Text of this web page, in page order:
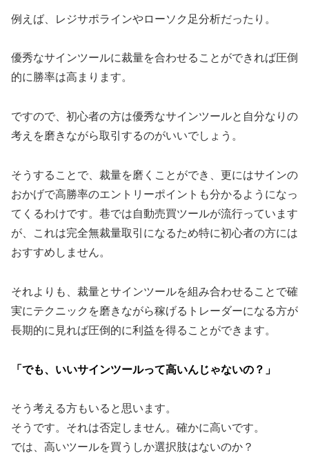
例えば、レジサポラインやローソク足分析だったり。
優秀なサインツールに裁量を合わせることができれば圧倒
的に勝率は高まります。
ですので、初心者の方は優秀なサインツールと自分なりの
考えを磨きながら取引するのがいいでしょう。
そうすることで、裁量を磨くことができ、更にはサインの
おかげで高勝率のエントリーポイントも分かるようになっ
てくるわけです。巷では自動売買ツールが流行っています
が、これは完全無裁量取引になるため特に初心者の方には
おすすめしません。
それよりも、裁量とサインツールを組み合わせることで確
実にテクニックを磨きながら稼げるトレーダーになる方が
長期的に見れば圧倒的に利益を得ることができます。
「でも、いいサインツールって高いんじゃないの？」
そう考える方もいると思います。
そうです。それは否定しません。確かに高いです。
では、高いツールを買うしか選択肢はないのか？